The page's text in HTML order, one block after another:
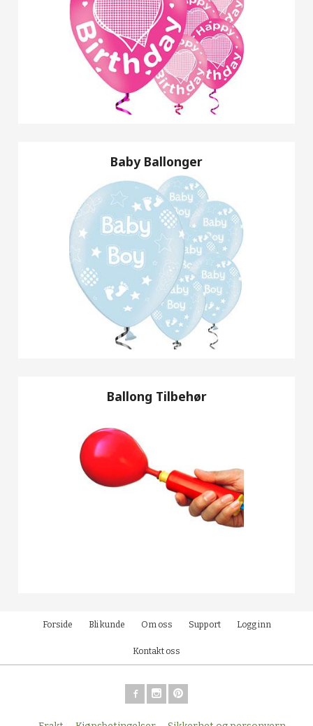
Baby Ballonger
Ballong Tilbehør
Forside Bli kunde Om oss Support Logg inn
Kontakt oss